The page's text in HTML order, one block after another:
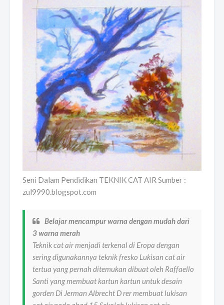
Seni Dalam Pendidikan TEKNIK CAT AIR Sumber :
zul9990.blogspot.com
Belajar mencampur warna dengan mudah dari
3 warna merah
Teknik cat air menjadi terkenal di Eropa dengan
sering digunakannya teknik fresko Lukisan cat air
tertua yang pernah ditemukan dibuat oleh Raffaello
Santi yang membuat kartun kartun untuk desain
gorden Di Jerman Albrecht D rer membuat lukisan